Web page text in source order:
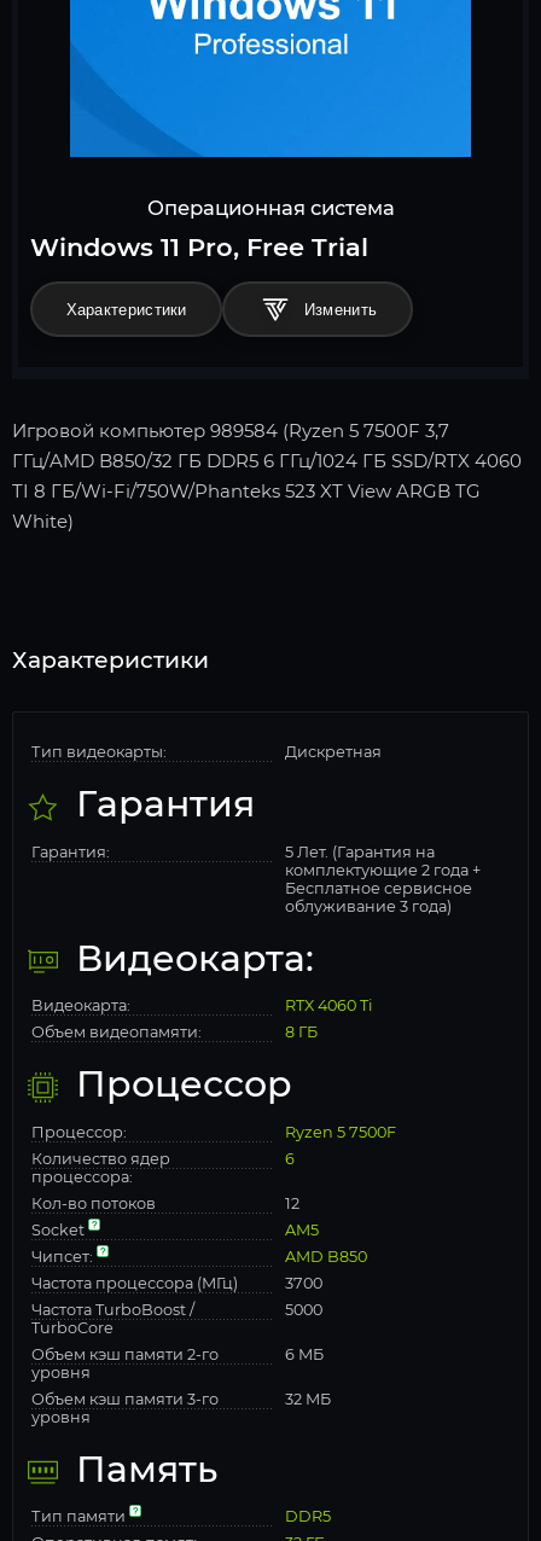
Операционная система
Windows 11 Pro, Free Trial
Характеристики
Игровой компьютер 989584 (Ryzen 5 7500F 3,7
ГГц/AMD B850/32 ГБ DDR5 6 ГГц/1024 ГБ SSD/RTX 4060
TI 8 ГБ/Wi-Fi/750W/Phanteks 523 XT View ARGB TG
White)
Характеристики
Тип видеокарты: Дискретная
Гарантия
Гарантия:
5 Лет. (Гарантия на
комплектующие 2 года +
Бесплатное сервисное
облуживание 3 года)
Видеокарта:
Видеокарта:
RTX 4060 Ti
Объем видеопамяти:
8 ГБ
Процессор
Процессор:
Ryzen 5 7500F
Количество ядер
процессора:
6
Кол-во потоков
12
Socket
AM5
Чипсет:
AMD B850
Частота процессора (МГц)
3700
Частота TurboBoost /
TurboCore
5000
Объем кэш памяти 2-го
уровня
6 МБ
Объем кэш памяти 3-го
уровня
32 МБ
Память
Тип памяти
DDR5